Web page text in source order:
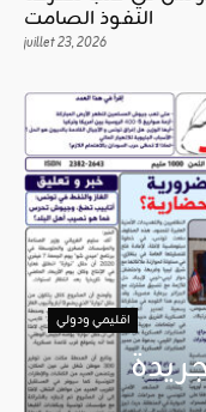
النفوذ الصامت
juillet 23, 2026
اقليمي ودولي
من جريدة